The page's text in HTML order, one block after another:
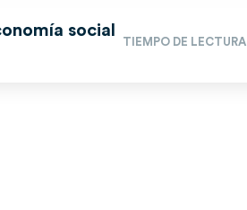
social
TIEMPO DE LECTURA